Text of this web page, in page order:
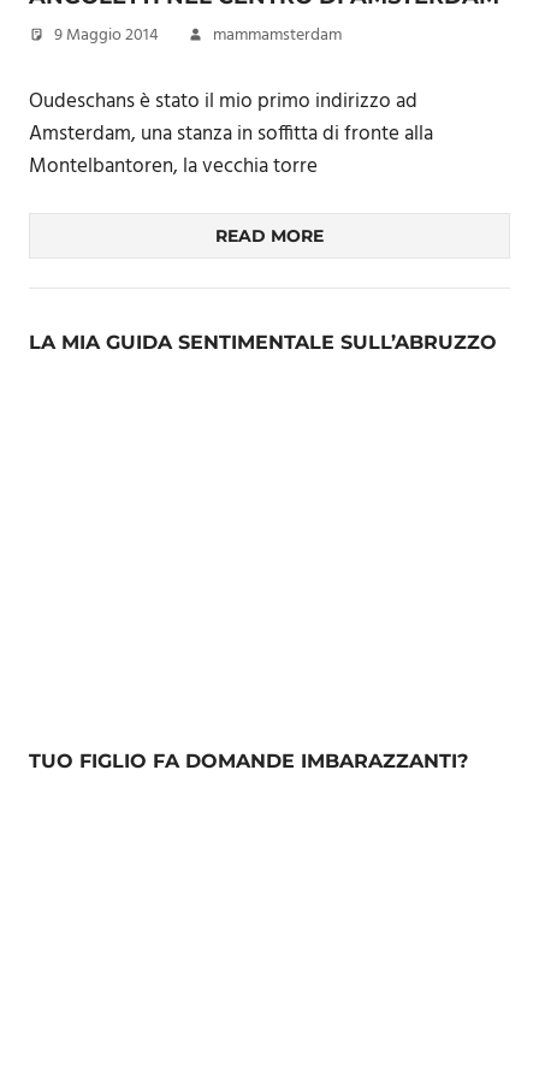
9 Maggio 2014 mammamsterdam
Oudeschans è stato il mio primo indirizzo ad
Amsterdam, una stanza in soffitta di fronte alla
Montelbantoren, la vecchia torre
READ MORE
LA MIA GUIDA SENTIMENTALE SULL’ABRUZZO
TUO FIGLIO FA DOMANDE IMBARAZZANTI?